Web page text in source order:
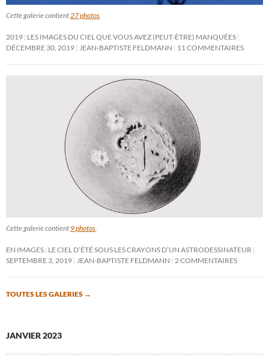
Cette galerie contient 27 photos
2019 : LES IMAGES DU CIEL QUE VOUS AVEZ (PEUT-ÊTRE) MANQUÉES
DÉCEMBRE 30, 2019
JEAN-BAPTISTE FELDMANN 11 COMMENTAIRES
Cette galerie contient 9 photos
EN IMAGES : LE CIEL D’ÉTÉ SOUS LES CRAYONS D’UN ASTRODESSINATEUR
SEPTEMBRE 3, 2019
JEAN-BAPTISTE FELDMANN 2 COMMENTAIRES
TOUTES LES GALERIES →
JANVIER 2023